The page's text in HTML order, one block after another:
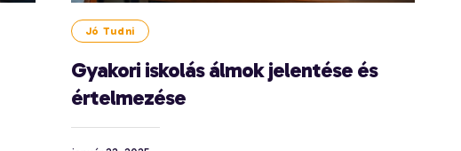
Jó Tudni
Gyakori iskolás álmok jelentése és
értelmezése